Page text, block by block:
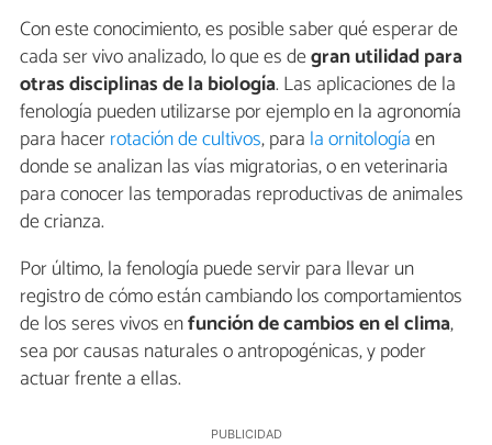
Con este conocimiento, es posible saber qué esperar de
cada ser vivo analizado, lo que es degran utilidad para
otras disciplinas de la biología. Las aplicaciones de la
fenología pueden utilizarse por ejemplo en la agronomía
para hacerrotación de cultivos, para la ornitologíaen
donde se analizan las vías migratorias, o en veterinaria
para conocer las temporadas reproductivas de animales
de crianza.
Por último, la fenología puede servir para llevar un
registro de cómo están cambiando los comportamientos
de los seres vivos enfunción de cambios en el clima,
sea por causas naturales o antropogénicas, y poder
actuar frente a ellas.